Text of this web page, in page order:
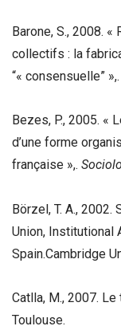
Barone, S., 2008.
collectifs : la
“« consensuelle” »,.
Bezes, P., 2005. «
d’une forme
française »,.
Börzel, T. A., 2002.
Union, Institutional
Spain.Cambridge
Catlla, M., 2007.
Toulouse.